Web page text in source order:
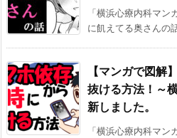
「横浜心療内科マ
に飢えてる奥さんの
【マンガで図解
抜ける方法！～
新しました。
「横浜心療内科マン